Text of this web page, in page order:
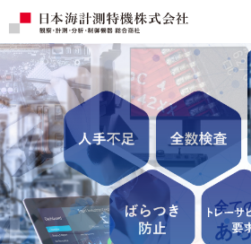
国家基準に準拠する
計測器管理
アフターサービスもお
修理・校正・点検へ
全て
あ
Signal Catcher特設ページへ
顕微鏡紹介へ
修理・校正・点検へ